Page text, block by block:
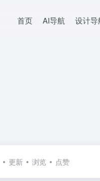
首页 AI导航 设计导
更新 浏览 点赞